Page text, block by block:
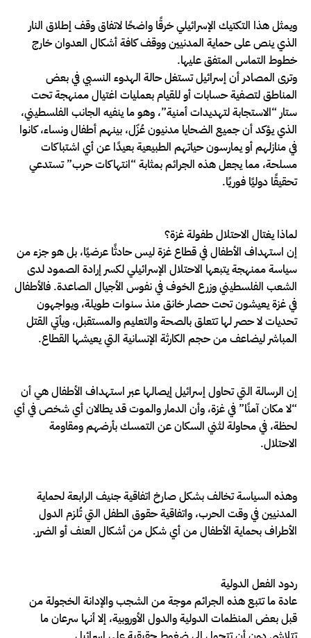
ويمثل هذا التكتيك الإسرائيلي خرقًا واضحًا لاتفاق وقف إطلاق النار
الذي ينص على حماية المدنيين ووقف كافة أشكال العدوان خارج
خطوط التماس المتفق عليها.
وترى المصادر أن إسرائيل تستغل حالة الهدوء النسبي في بعض
المناطق لتصفية حسابات أو للقيام بعمليات اغتيال ممنهجة تحت
ستار “الاستجابة لتهديدات أمنية”، وهو ما ينفيه الجانب الفلسطيني،
الذي يؤكد أن جميع الضحايا مدنيون عُزّل، بينهم أطفال ونساء، كانوا
في منازلهم أو يمارسون حياتهم الطبيعية بعيدًا عن أي اشتباكات
مسلحة، مما يجعل هذه الجرائم بمثابة “انتهاكات حرب” تستدعي
تحقيقًا دوليًا فوريًا.
لماذا يغتال الاحتلال طفولة غزة؟
إن استهداف الأطفال في قطاع غزة ليس حادثًا عرضيًا، بل هو جزء من
سياسة ممنهجة يتبعها الاحتلال الإسرائيلي لكسر إرادة الصمود لدى
الشعب الفلسطيني وزرع الخوف في نفوس الأجيال الصاعدة. فالأطفال
في غزة يعيشون تحت حصار خانق منذ سنوات طويلة، ويواجهون
تحديات لا حصر لها تتعلق بالصحة والتعليم والمستقبل، ويأتي القتل
المباشر ليضاعف من حجم الكارثة الإنسانية التي يعيشها القطاع.
إن الرسالة التي تحاول إسرائيل إيصالها عبر استهداف الأطفال هي أن
“لا مكان آمنًا” في غزة، وأن الدمار والموت قد يطالان أي شخص في أي
لحظة، في محاولة لثني السكان عن التمسك بأرضهم ومقاومة
الاحتلال.
وهذه السياسة تخالف بشكل صارخ اتفاقية جنيف الرابعة لحماية
المدنيين في وقت الحرب، واتفاقية حقوق الطفل التي تُلزم الدول
الأطراف بحماية الأطفال من أي شكل من أشكال العنف أو الضرر.
ردود الفعل الدولية
عادة ما تتبع هذه الجرائم موجة من الشجب والإدانة الخجولة من
قبل بعض المنظمات الدولية والدول الأوروبية، إلا أنها سرعان ما